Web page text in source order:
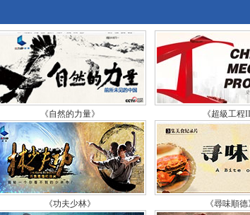
《自然的力量》 《超級工程II
《功夫少林》 《尋味順德